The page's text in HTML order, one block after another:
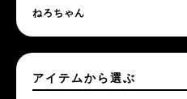
ねろちゃん
アイテムから選ぶ